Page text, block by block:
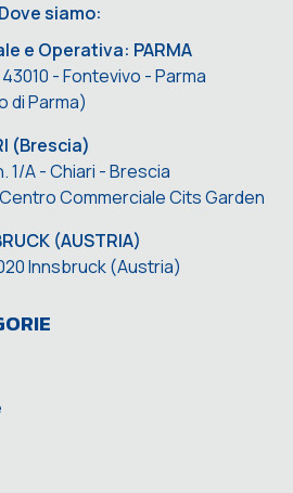
Dove siamo:
e Operativa: PARMA
- Fontevivo - Parma
di Parma)
(Brescia)
1/A - Chiari - Brescia
Commerciale Cits Garden
(AUSTRIA)
Innsbruck (Austria)